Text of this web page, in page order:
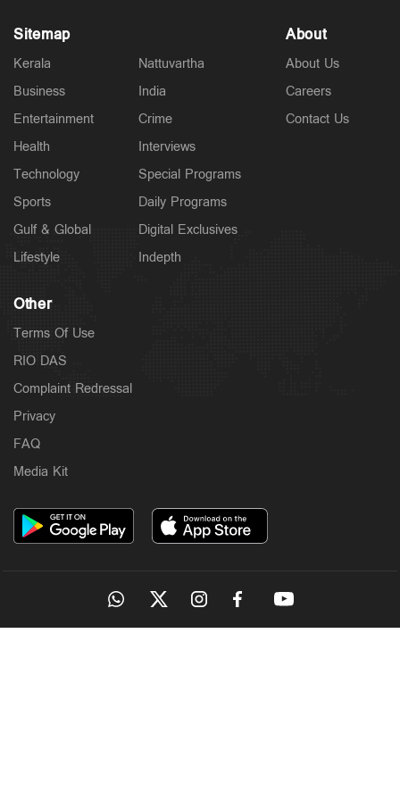
Sitemap
Kerala
Business
Entertainment
Health
Technology
Sports
Gulf & Global
Lifestyle
Nattuvartha
India
Crime
Interviews
Special Programs
Daily Programs
Digital Exclusives
Indepth
About
About Us
Careers
Contact Us
Other
Terms Of Use
RIO DAS
Complaint Redressal
Privacy
FAQ
Media Kit